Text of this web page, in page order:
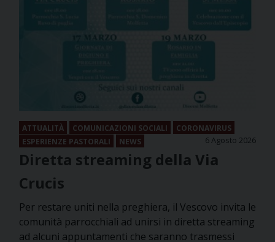
ATTUALITÀ COMUNICAZIONI SOCIALI
CORONAVIRUS
ESPERIENZE PASTORALI
NEWS 6 Agosto 2026
Diretta streaming della Via
Crucis
Per restare uniti nella preghiera, il Vescovo invita le
comunità parrocchiali ad unirsi in diretta streaming
ad alcuni appuntamenti che saranno trasmessi